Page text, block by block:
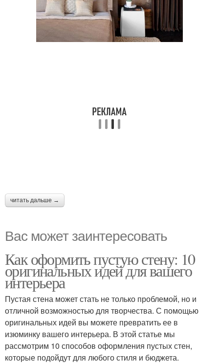
читать дальше →
Вас может заинтересовать
Как оформить пустую стену: 10
оригинальных идей для вашего
интерьера
Пустая стена может стать не только проблемой, но и
отличной возможностью для творчества. С помощью
оригинальных идей вы можете превратить ее в
изюминку вашего интерьера. В этой статье мы
рассмотрим 10 способов оформления пустых стен,
которые подойдут для любого стиля и бюджета.